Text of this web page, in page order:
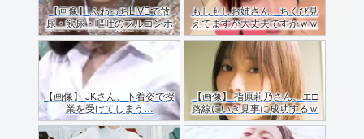
【画像】 ふわっちLIVEで放
尿・飲尿・嘔吐のフルコンボ
配信した女のご尊顔がこちら
ｗｗｗｗ
もしもしお姉さん、ちくび見
えてますが大丈夫ですかｗｗ
ｗｗｗｗ
【画像】 JKさん、下着姿で授
業を受けてしまう…
【画像】 指原莉乃さん、エ□
路線にいき見事に成功するｗ
ｗｗ